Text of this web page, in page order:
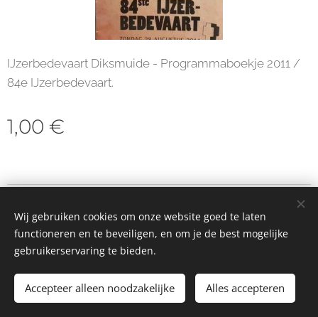
IJzerbedevaart Diksmuide - Programmaboekje 2011 /
84e IJzerbedevaart.
1,00 €
Toevoegen aan de winkelwagen
Cookies
Wij gebruiken cookies om onze website goed te laten
functioneren en te beveiligen, en om je de best mogelijke
gebruikerservaring te bieden.
Accepteer alleen noodzakelijke Alles accepteren